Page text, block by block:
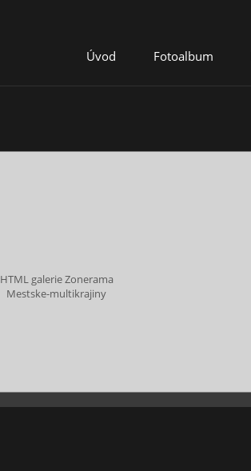
Úvod Fotoalbum
HTML galerie Zonerama
Mestske-multikrajiny